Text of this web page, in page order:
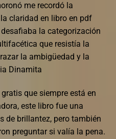
me recordó la
claridad en libro en pdf
la categorización
que resistía la
la ambigüedad y la
Dinamita
que siempre está en
este libro fue una
de brillantez, pero también
preguntar si valía la pena.